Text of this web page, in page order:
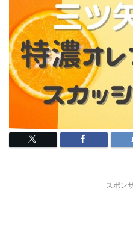
スポン